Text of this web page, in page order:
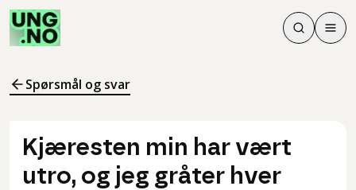
Søk
Søk
Meny
Spørsmål og svar
Kjæresten min har vært
utro, og jeg gråter hver